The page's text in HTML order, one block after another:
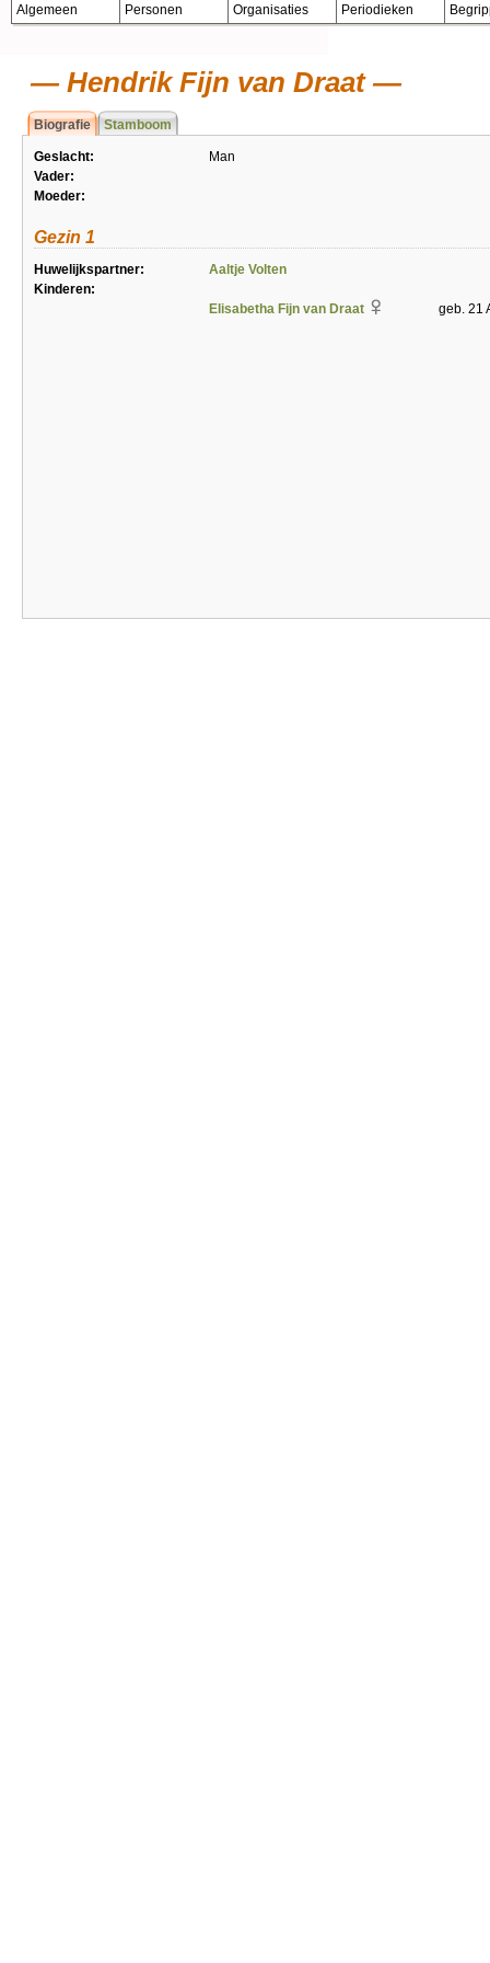
Algemeen Personen Organisaties Periodieken
Hendrik Fijn van Draat
Biografie Stamboom
Geslacht:
Man
Vader:
Moeder:
Gezin 1
Huwelijkspartner:
Aaltje Volten
Kinderen:
Elisabetha Fijn van Draat
geb. 21